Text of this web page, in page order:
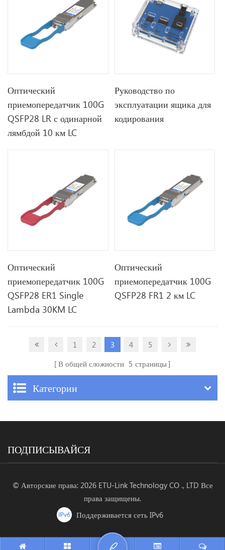
Оптический
приемопередатчик 100G
QSFP28 LR с одинарной
лямбдой 10 км LC
Руководство по
эксплуатации ящика для
кодирования
Оптический
приемопередатчик 100G
QSFP28 ER1 Single
Lambda 30KM LC
Оптический
приемопередатчик 100G
QSFP28 FR1 2 км LC
1 2 3 4
5
В общей сложности 5 страницы
Категории
ПОДПИСЫВАЙСЯ
© Авторские права: 2026 ETU-Link Technology CO ., LTD Все
права защищены.
Поддерживается сеть IPv6